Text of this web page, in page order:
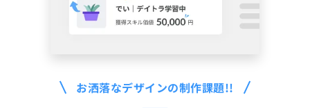
お洒落なデザインの制作課題!!